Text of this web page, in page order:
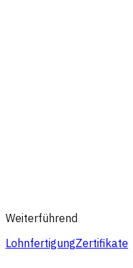
Weiterführend
LohnfertigungZertifikate